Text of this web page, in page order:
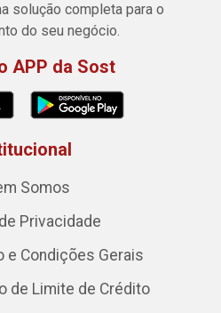
solução completa para o
do seu negócio.
APP da Sost
Somos
Privacidade
e Condições Gerais
de Limite de Crédito